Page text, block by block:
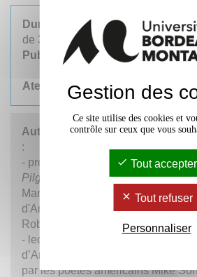
Durée de l'atelier: 1h30 (après
de 30 min. de l’exposition)
Public
: étudiant·es ou grand
Atelier en salle BRM 058 -
Autres évènementsprogrammés
:
- projection du court-métrage
Pilgrimage
, de Tadashi Nakamura,
Manzanar, où furent enfermés la
d'Amy Uyematsu, suivi du film du
Robert A. NakamuraHito Hata,
- lecture de poèmes de poètes de
d’Amy Uyematsu, et atelier
par les poètes américains Mike
Gestion des
Ce site utilise des cookies et
contrôle sur ceux que vous
Tout accepter
Tout refuser
Personnaliser